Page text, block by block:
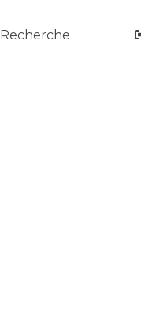
Recherche